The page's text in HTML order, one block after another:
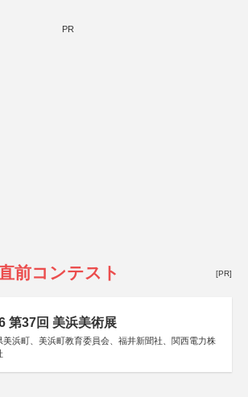
PR
前コンテスト [PR]
第37回 美浜美術展
美浜町、美浜町教育委員会、福井新聞社、関西電力株